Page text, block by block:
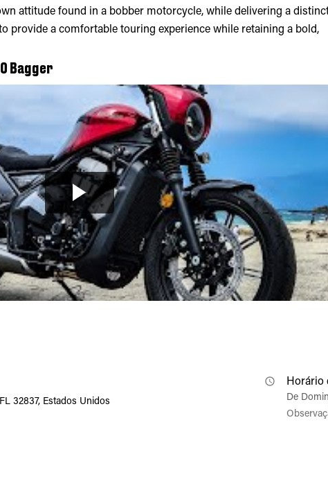
attitude found in a bobber motorcycle, while delivering a
provide a comfortable touring experience while retaining a bold,
Bagger
32837, Estados Unidos
Horário
De